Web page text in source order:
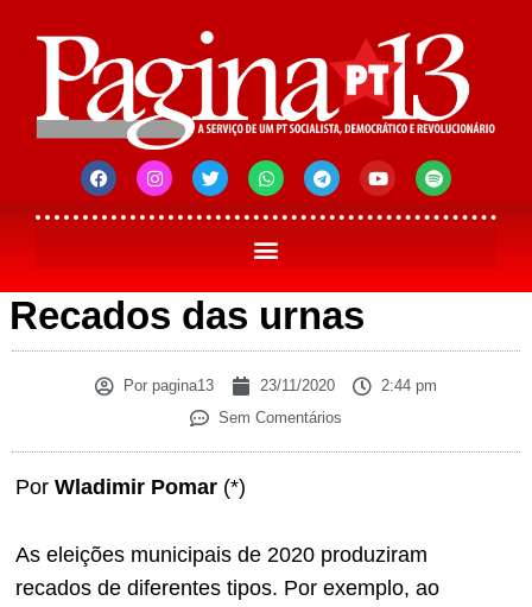
Recados das urnas
Por pagina13 23/11/2020
2:44 pm
Sem Comentários
Por Wladimir Pomar (*)
As eleições municipais de 2020 produziram
recados de diferentes tipos. Por exemplo, ao